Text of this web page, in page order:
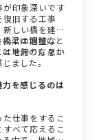
が印象深いです
旧する工事
しい橋を建設
んとの調整な
地元の方々か
ました。
梁は地域にと
とを誇りに思い
を感じるのは
仕事をするこ
べて応えるこ